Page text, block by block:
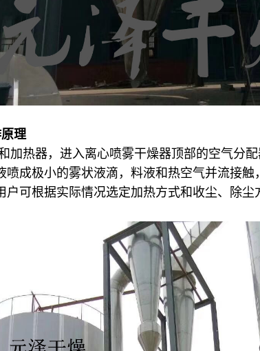
理
加热器，进入离心喷雾干燥器顶部的空气分
成极小的雾状液滴，料液和热空气并流接
可根据实际情况选定加热方式和收尘、除尘